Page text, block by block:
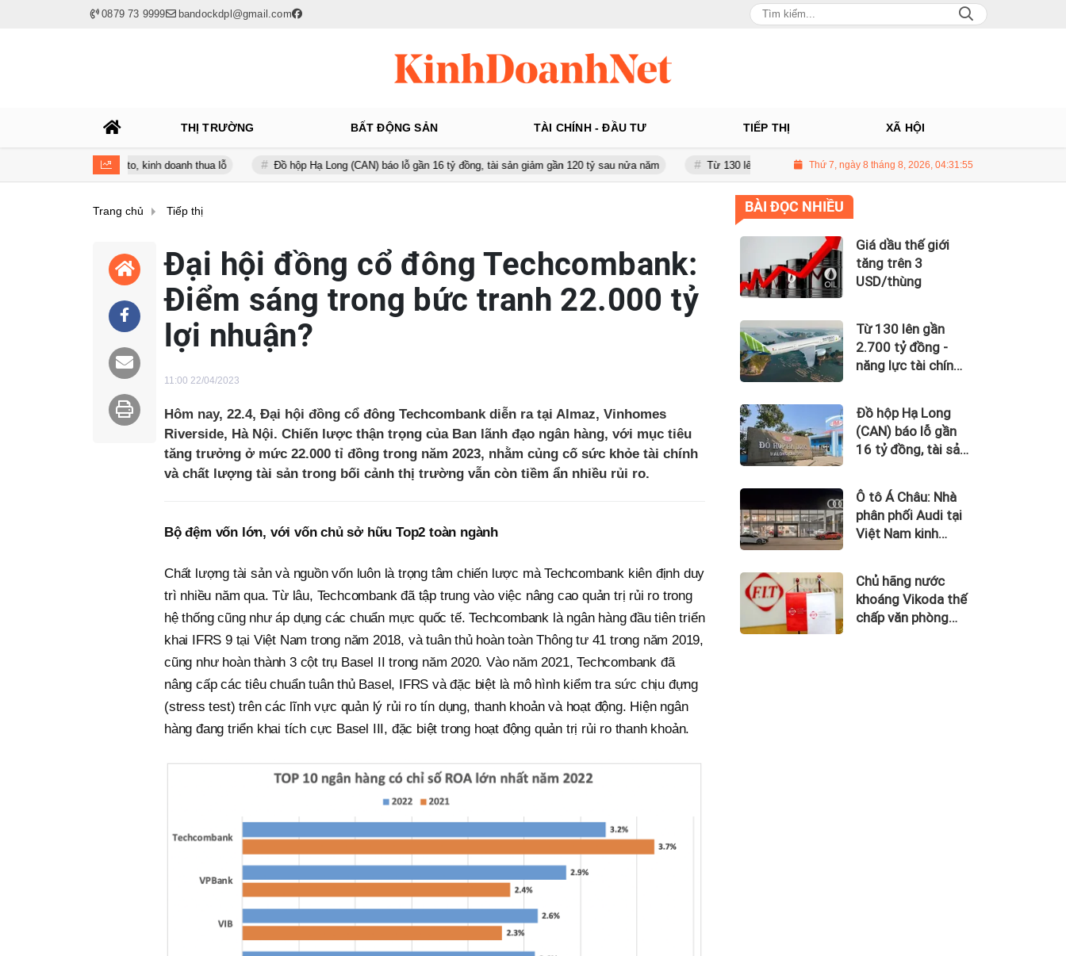
0879 73 9999 bandockdpl@gmail.com
THỊ TRƯỜNG BẤT ĐỘNG SẢN TÀI CHÍNH - ĐẦU TƯ TIẾP THỊ XÃ HỘI
phình to, kinh doanh thua lỗ Đồ hộp Hạ Long (CAN) báo lỗ gần 16 tỷ đồng, tài sản giảm gần 120 tỷ sau nửa năm Từ 130 lên gần 2.700 tỷ đồng - năng lực tài chính của Bamboo Airways nhìn từ công nợ với
Thứ 7, ngày 8 tháng 8, 2026, 04:31:57
Trang chủ Tiếp thị
Đại hội đồng cổ đông Techcombank:
Điểm sáng trong bức tranh 22.000 tỷ
lợi nhuận?
11:00 22/04/2023
Hôm nay, 22.4, Đại hội đồng cổ đông Techcombank diễn ra tại Almaz, Vinhomes
Riverside, Hà Nội. Chiến lược thận trọng của Ban lãnh đạo ngân hàng, với mục tiêu
tăng trưởng ở mức 22.000 tỉ đồng trong năm 2023, nhằm củng cố sức khỏe tài chính
và chất lượng tài sản trong bối cảnh thị trường vẫn còn tiềm ẩn nhiều rủi ro.
Bộ đệm vốn lớn, với vốn chủ sở hữu Top2 toàn ngành
Chất lượng tài sản và nguồn vốn luôn là trọng tâm chiến lược mà Techcombank kiên định duy
trì nhiều năm qua. Từ lâu, Techcombank đã tập trung vào việc nâng cao quản trị rủi ro trong
hệ thống cũng như áp dụng các chuẩn mực quốc tế. Techcombank là ngân hàng đầu tiên triển
khai IFRS 9 tại Việt Nam trong năm 2018, và tuân thủ hoàn toàn Thông tư 41 trong năm 2019,
cũng như hoàn thành 3 cột trụ Basel II trong năm 2020. Vào năm 2021, Techcombank đã
nâng cấp các tiêu chuẩn tuân thủ Basel, IFRS và đặc biệt là mô hình kiểm tra sức chịu đựng
(stress test) trên các lĩnh vực quản lý rủi ro tín dụng, thanh khoản và hoạt động. Hiện ngân
hàng đang triển khai tích cực Basel III, đặc biệt trong hoạt động quản trị rủi ro thanh khoản.
BÀI ĐỌC NHIỀU
Giá dầu thế giới
tăng trên 3
USD/thùng
Từ 130 lên gần
2.700 tỷ đồng -
năng lực tài chính
Airways nhìn từ
công nợ với ACV
Đồ hộp Hạ Long
(CAN) báo lỗ gần
16 tỷ đồng, tài sản
sau nửa năm
Ô tô Á Châu: Nhà
phân phối Audi tại
Việt Nam kinh
Chủ hãng nước
khoáng Vikoda thế
chấp văn phòng